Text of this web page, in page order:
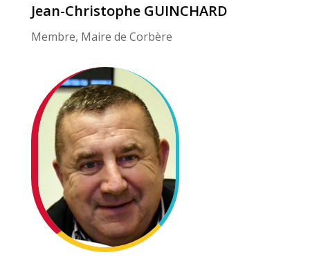
Jean-Christophe GUINCHARD
Membre, Maire de Corbère